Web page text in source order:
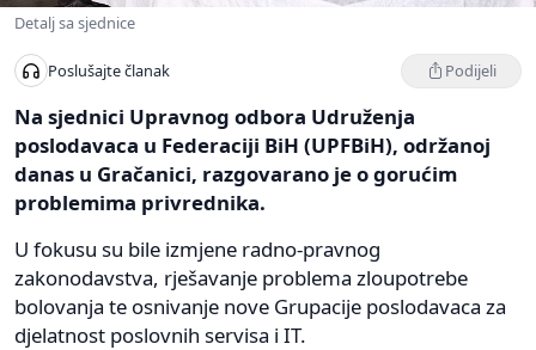
Detalj sa sjednice
Poslušajte članak Podijeli
Na sjednici Upravnog odbora Udruženja
poslodavaca u Federaciji BiH (UPFBiH), održanoj
danas u Gračanici, razgovarano je o gorućim
problemima privrednika.
U fokusu su bile izmjene radno-pravnog
zakonodavstva, rješavanje problema zloupotrebe
bolovanja te osnivanje nove Grupacije poslodavaca za
djelatnost poslovnih servisa i IT.